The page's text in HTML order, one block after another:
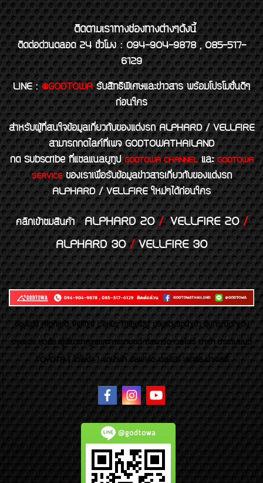
ติดตามเราทางช่องทางต่างๆดังนี้
ติดต่อด่วนตลอด 24 ชั่วโมง : 094-904-9878 , 085-517-
6129
LINE : @GODTOWA รับสิทธิพิเศษและข่าวสาร พร้อมโปรโมชั่นดีๆ
ก่อนใคร
สำหรับผู้ที่สนใจข้อมูลเกี่ยวกับของแต่งรถ ALPHARD / VELLFIRE
สามารถกดไลค์ที่เพจ GODTOWATHAILAND
กด Subscribe ที่แชลแนลยูทูปGODTOWA CHANNELและGODTOWA
SERVICEของเราเพื่อรับข้อมูลข่าวสารเกี่ยวกับของแต่งรถ
ALPHARD / VELLFIRE ใหม่ๆได้ก่อนใคร
คลิกเข้าชมสินค้า ALPHARD 20/VELLFIRE 20/
ALPHARD 30/VELLFIRE 30
ของเเต่ง Alphard Vellfire Lexus Majesty ของเเต่งรถนำเข้า อุปกรณ์ตกแต่ง
ของแต่ง ชุดล้อ ผู้เชี่ยวชาญเฉพาะทางรถยนต์ อัลพาร์ด เวลไฟร์ นำเข้า ประดับยนต์
TOYOTA ( โตโยต้า ) รถนำเข้า อัลพาร์ด เวลไฟร์ เลกซัส มาเจสตี้
@godtowa